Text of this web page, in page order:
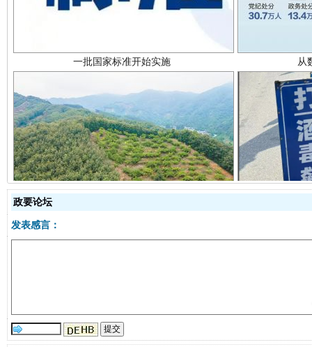
以产业富民促振兴 酒驾
政要论坛
发表感言：